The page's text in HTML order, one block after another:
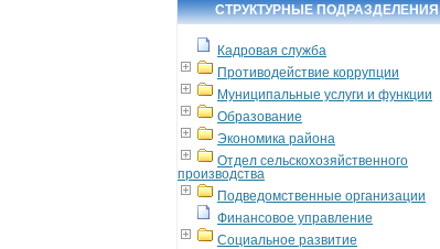
СТРУКТУРНЫЕ ПОДРАЗДЕЛЕНИЯ
Кадровая служба
Противодействие коррупции
Муниципальные услуги и функции
Образование
Экономика района
Отдел сельскохозяйственного
производства
Подведомственные организации
Финансовое управление
Социальное развитие